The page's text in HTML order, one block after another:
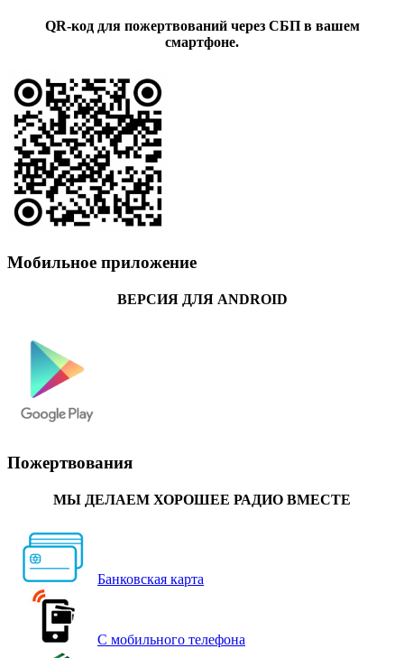
QR-код для пожертвований через СБП в вашем
смартфоне.
Мобильное приложение
ВЕРСИЯ ДЛЯ ANDROID
Пожертвования
МЫ ДЕЛАЕМ ХОРОШЕЕ РАДИО ВМЕСТЕ
Банковская карта
С мобильного телефона